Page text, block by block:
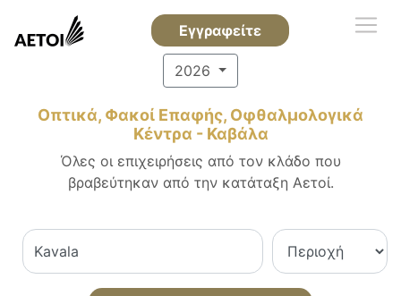
Εγγραφείτε
2026
Οπτικά, Φακοί Επαφής, Οφθαλμολογικά
Κέντρα - Καβάλα
Όλες οι επιχειρήσεις από τον κλάδο που
βραβεύτηκαν από την κατάταξη Αετοί.